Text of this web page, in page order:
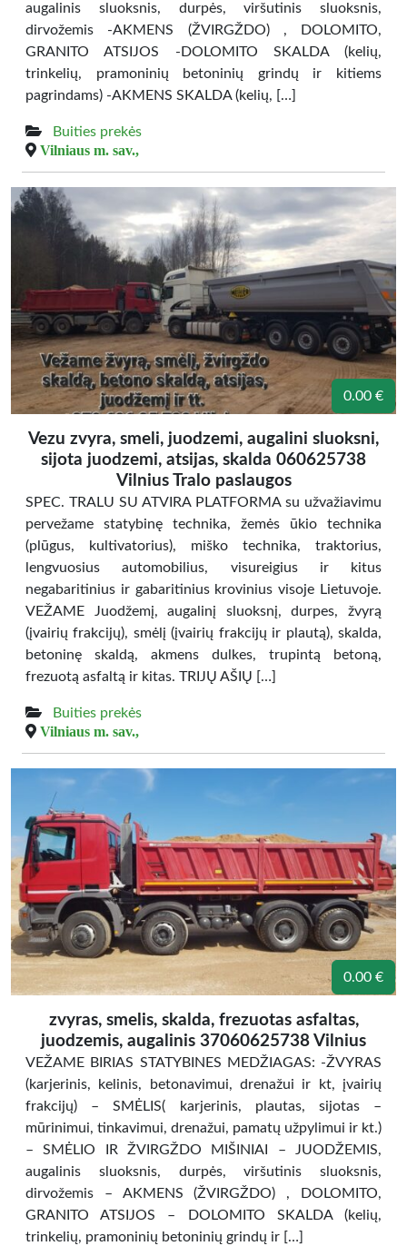
augalinis sluoksnis, durpės, viršutinis sluoksnis,
dirvožemis -AKMENS (ŽVIRGŽDO) , DOLOMITO,
GRANITO ATSIJOS -DOLOMITO SKALDA (kelių,
trinkelių, pramoninių betoninių grindų ir kitiems
pagrindams) -AKMENS SKALDA (kelių, […]
Buities prekės
Vilniaus m. sav.,
0.00 €
Vezu zvyra, smeli, juodzemi, augalini sluoksni,
sijota juodzemi, atsijas, skalda 060625738
Vilnius Tralo paslaugos
SPEC. TRALU SU ATVIRA PLATFORMA su užvažiavimu
pervežame statybinę technika, žemės ūkio technika
(plūgus, kultivatorius), miško technika, traktorius,
lengvuosius automobilius, visureigius ir kitus
negabaritinius ir gabaritinius krovinius visoje Lietuvoje.
VEŽAME Juodžemį, augalinį sluoksnį, durpes, žvyrą
(įvairių frakcijų), smėlį (įvairių frakcijų ir plautą), skalda,
betoninę skaldą, akmens dulkes, trupintą betoną,
frezuotą asfaltą ir kitas. TRIJŲ AŠIŲ […]
Buities prekės
Vilniaus m. sav.,
0.00 €
zvyras, smelis, skalda, frezuotas asfaltas,
juodzemis, augalinis 37060625738 Vilnius
VEŽAME BIRIAS STATYBINES MEDŽIAGAS: -ŽVYRAS
(karjerinis, kelinis, betonavimui, drenažui ir kt, įvairių
frakcijų) – SMĖLIS( karjerinis, plautas, sijotas –
mūrinimui, tinkavimui, drenažui, pamatų užpylimui ir kt.)
– SMĖLIO IR ŽVIRGŽDO MIŠINIAI – JUODŽEMIS,
augalinis sluoksnis, durpės, viršutinis sluoksnis,
dirvožemis – AKMENS (ŽVIRGŽDO) , DOLOMITO,
GRANITO ATSIJOS – DOLOMITO SKALDA (kelių,
trinkelių, pramoninių betoninių grindų ir […]